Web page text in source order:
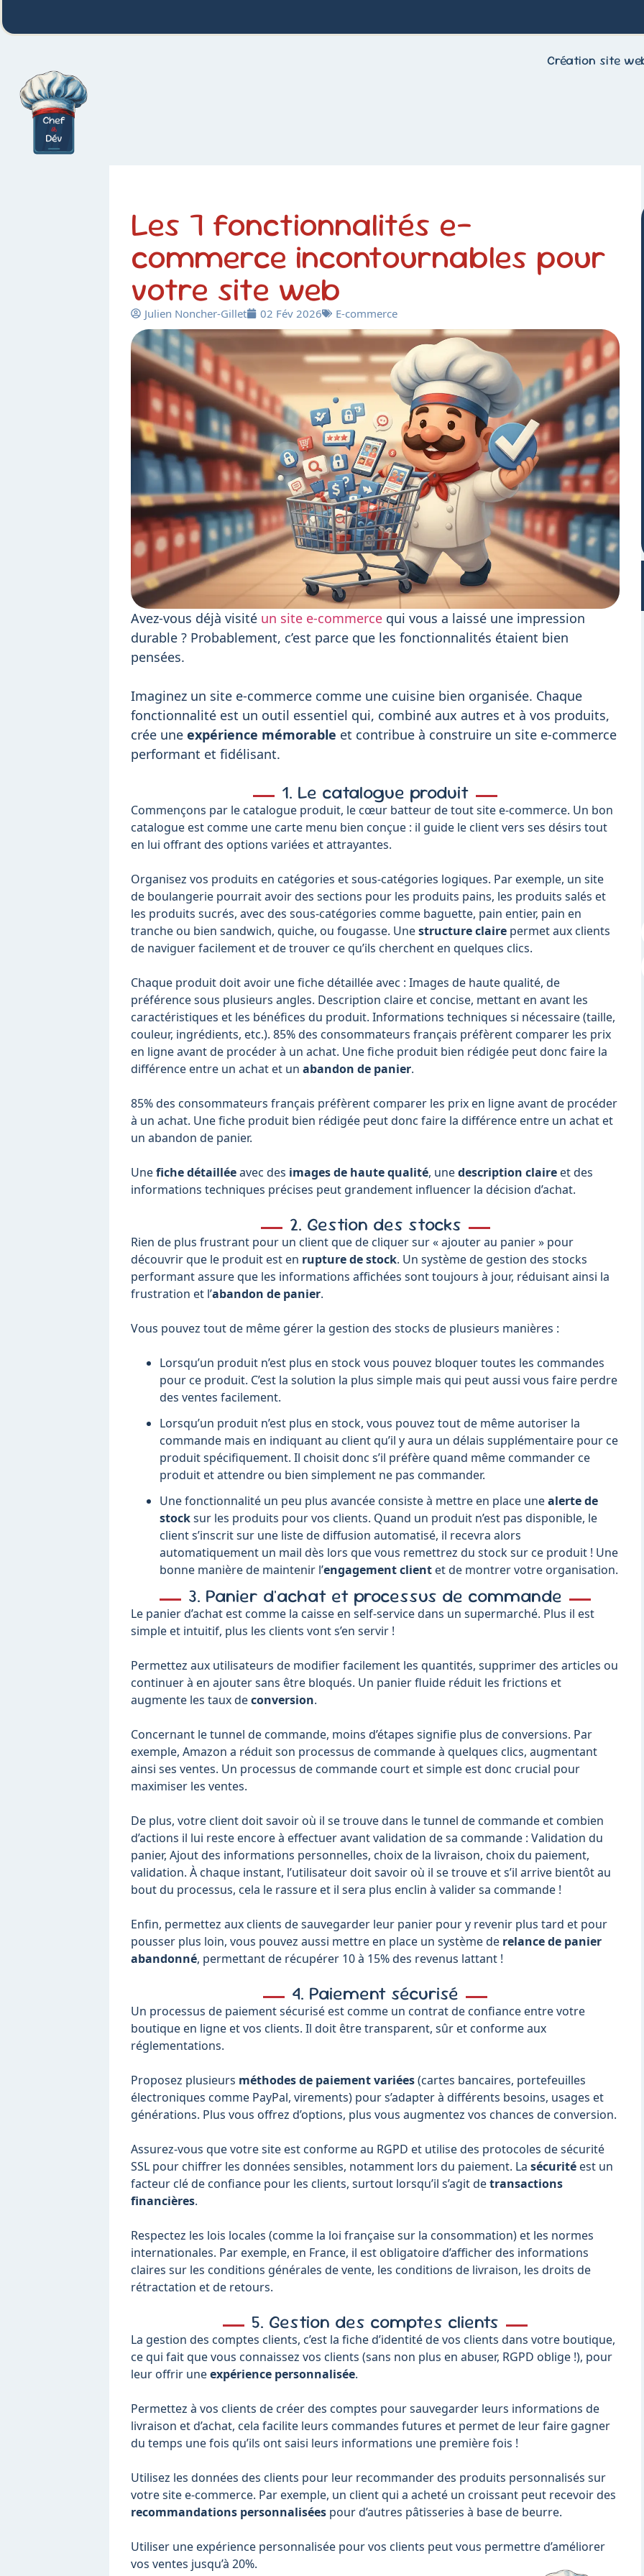
Création site
Les 7 fonctionnalités e-
commerce incontournables pour
votre site web
Julien Noncher-Gillet 02 Fév 2026 E-commerce
Avez-vous déjà visité un site e-commerce qui vous a laissé une impression
durable ? Probablement, c’est parce que les fonctionnalités étaient bien
pensées.
Imaginez un site e-commerce comme une cuisine bien organisée. Chaque
fonctionnalité est un outil essentiel qui, combiné aux autres et à vos produits,
crée une expérience mémorable et contribue à construire un site e-commerce
performant et fidélisant.
1. Le catalogue produit
Commençons par le catalogue produit, le cœur batteur de tout site e-commerce. Un bon
catalogue est comme une carte menu bien conçue : il guide le client vers ses désirs tout
en lui offrant des options variées et attrayantes.
Organisez vos produits en catégories et sous-catégories logiques. Par exemple, un site
de boulangerie pourrait avoir des sections pour les produits pains, les produits salés et
les produits sucrés, avec des sous-catégories comme baguette, pain entier, pain en
tranche ou bien sandwich, quiche, ou fougasse. Unestructure claire permet aux clients
de naviguer facilement et de trouver ce qu’ils cherchent en quelques clics.
Chaque produit doit avoir une fiche détaillée avec : Images de haute qualité, de
préférence sous plusieurs angles. Description claire et concise, mettant en avant les
caractéristiques et les bénéfices du produit. Informations techniques si nécessaire (taille,
couleur, ingrédients, etc.). 85% des consommateurs français préfèrent comparer les prix
en ligne avant de procéder à un achat. Une fiche produit bien rédigée peut donc faire la
différence entre un achat et un abandon de panier.
85% des consommateurs français préfèrent comparer les prix en ligne avant de procéder
à un achat. Une fiche produit bien rédigée peut donc faire la différence entre un achat et
un abandon de panier.
Unefiche détailléeavec des images de haute qualité, unedescription claire et des
informations techniques précises peut grandement influencer la décision d’achat.
2. Gestion des stocks
Rien de plus frustrant pour un client que de cliquer sur « ajouter au panier » pour
découvrir que le produit est en rupture de stock. Un système de gestion des stocks
performant assure que les informations affichées sont toujours à jour, réduisant ainsi la
frustration et l’abandon de panier.
Vous pouvez tout de même gérer la gestion des stocks de plusieurs manières :
Lorsqu’un produit n’est plus en stock vous pouvez bloquer toutes les commandes
pour ce produit. C’est la solution la plus simple mais qui peut aussi vous faire perdre
des ventes facilement.
Lorsqu’un produit n’est plus en stock, vous pouvez tout de même autoriser la
commande mais en indiquant au client qu’il y aura un délais supplémentaire pour ce
produit spécifiquement. Il choisit donc s’il préfère quand même commander ce
produit et attendre ou bien simplement ne pas commander.
Une fonctionnalité un peu plus avancée consiste à mettre en place unealerte de
stocksur les produits pour vos clients. Quand un produit n’est pas disponible, le
client s’inscrit sur une liste de diffusion automatisé, il recevra alors
automatiquement un mail dès lors que vous remettrez du stock sur ce produit ! Une
bonne manière de maintenir l’engagement client et de montrer votre organisation.
3. Panier d'achat et processus de commande
Le panier d’achat est comme la caisse en self-service dans un supermarché. Plus il est
simple et intuitif, plus les clients vont s’en servir !
Permettez aux utilisateurs de modifier facilement les quantités, supprimer des articles ou
continuer à en ajouter sans être bloqués. Un panier fluide réduit les frictions et
augmente les taux deconversion.
Concernant le tunnel de commande, moins d’étapes signifie plus de conversions. Par
exemple, Amazon a réduit son processus de commande à quelques clics, augmentant
ainsi ses ventes. Un processus de commande court et simple est donc crucial pour
maximiser les ventes.
De plus, votre client doit savoir où il se trouve dans le tunnel de commande et combien
d’actions il lui reste encore à effectuer avant validation de sa commande : Validation du
panier, Ajout des informations personnelles, choix de la livraison, choix du paiement,
validation. À chaque instant, l’utilisateur doit savoir où il se trouve et s’il arrive bientôt au
bout du processus, cela le rassure et il sera plus enclin à valider sa commande !
Enfin, permettez aux clients de sauvegarder leur panier pour y revenir plus tard et pour
pousser plus loin, vous pouvez aussi mettre en place un système de relance de panier
abandonné, permettant de récupérer 10 à 15% des revenus lattant !
4. Paiement sécurisé
Un processus de paiement sécurisé est comme un contrat de confiance entre votre
boutique en ligne et vos clients. Il doit être transparent, sûr et conforme aux
réglementations.
Proposez plusieurs méthodes de paiement variées(cartes bancaires, portefeuilles
électroniques comme PayPal, virements) pour s’adapter à différents besoins, usages et
générations. Plus vous offrez d’options, plus vous augmentez vos chances de conversion.
Assurez-vous que votre site est conforme au RGPD et utilise des protocoles de sécurité
SSL pour chiffrer les données sensibles, notamment lors du paiement. La sécurité est un
facteur clé de confiance pour les clients, surtout lorsqu’il s’agit detransactions
financières.
Respectez les lois locales (comme la loi française sur la consommation) et les normes
internationales. Par exemple, en France, il est obligatoire d’afficher des informations
claires sur les conditions générales de vente, les conditions de livraison, les droits de
rétractation et de retours.
5. Gestion des comptes clients
La gestion des comptes clients, c’est la fiche d’identité de vos clients dans votre boutique,
ce qui fait que vous connaissez vos clients (sans non plus en abuser, RGPD oblige !), pour
leur offrir uneexpérience personnalisée.
Permettez à vos clients de créer des comptes pour sauvegarder leurs informations de
livraison et d’achat, cela facilite leurs commandes futures et permet de leur faire gagner
du temps une fois qu’ils ont saisi leurs informations une première fois !
Utilisez les données des clients pour leur recommander des produits personnalisés sur
votre site e-commerce. Par exemple, un client qui a acheté un croissant peut recevoir des
recommandations personnalisées pour d’autres pâtisseries à base de beurre.
Utiliser une expérience personnalisée pour vos clients peut vous permettre d’améliorer
vos ventes jusqu’à 20%.